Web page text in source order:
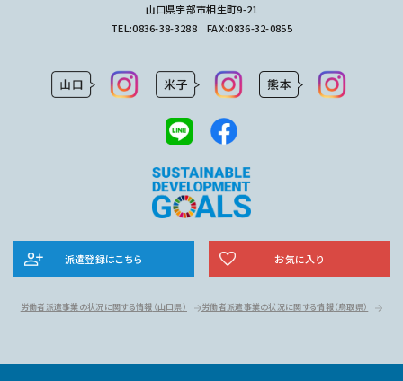
山口県宇部市相生町9-21
TEL:0836-38-3288FAX:0836-32-0855
派遣登録はこちら お気に入り
労働者派遣事業の状況に関する情報 （山口県） 労働者派遣事業の状況に関する情報（鳥取県）